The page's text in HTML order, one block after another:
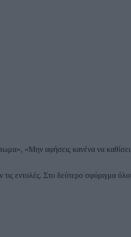
«Μην αφήσεις κανένα να
εντολές. Στο δεύτερο σφύριγμα